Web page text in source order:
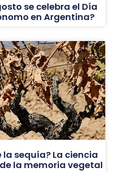
se celebra el Día
en Argentina?
la sequía? La ciencia
la memoria vegetal